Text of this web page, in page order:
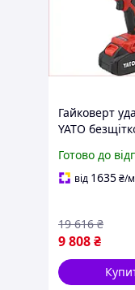
Гайковерт
YATO
будівництва
Готово до
від 1635₴/
9 808₴
19 616 ₴